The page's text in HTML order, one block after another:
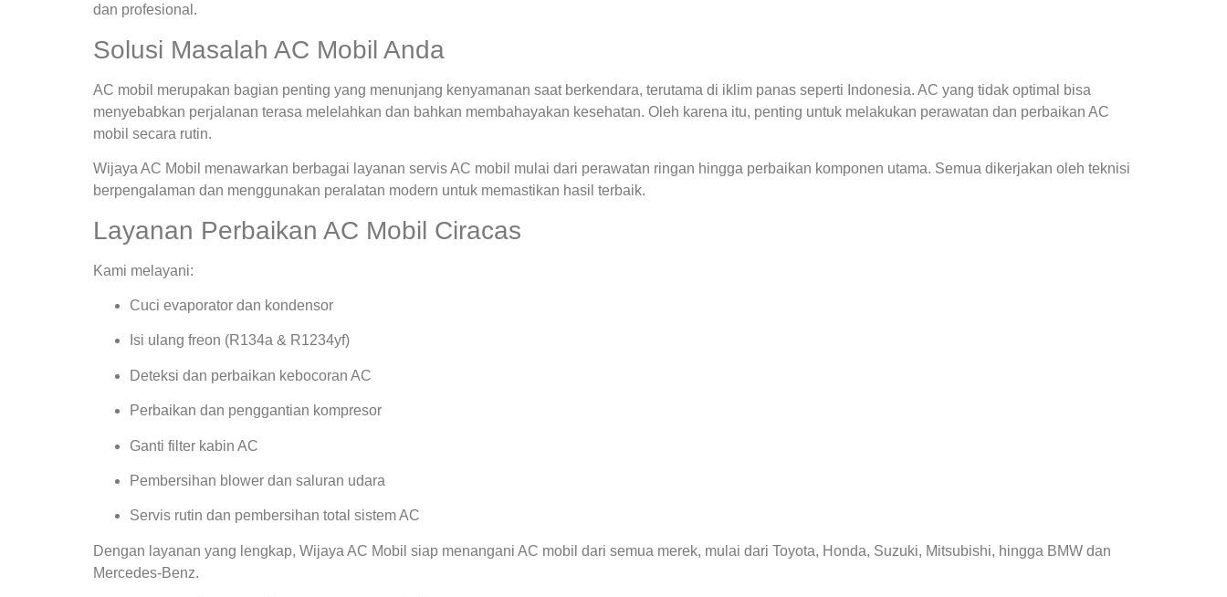
dan profesional.
Solusi Masalah AC Mobil Anda
AC mobil merupakan bagian penting yang menunjang kenyamanan saat berkendara, terutama di iklim panas seperti Indonesia. AC yang tidak optimal bisa
menyebabkan perjalanan terasa melelahkan dan bahkan membahayakan kesehatan. Oleh karena itu, penting untuk melakukan perawatan dan perbaikan AC
mobil secara rutin.
Wijaya AC Mobil menawarkan berbagai layanan servis AC mobil mulai dari perawatan ringan hingga perbaikan komponen utama. Semua dikerjakan oleh teknisi
berpengalaman dan menggunakan peralatan modern untuk memastikan hasil terbaik.
Layanan Perbaikan AC Mobil Ciracas
Kami melayani:
Cuci evaporator dan kondensor
Isi ulang freon (R134a & R1234yf)
Deteksi dan perbaikan kebocoran AC
Perbaikan dan penggantian kompresor
Ganti filter kabin AC
Pembersihan blower dan saluran udara
Servis rutin dan pembersihan total sistem AC
Dengan layanan yang lengkap, Wijaya AC Mobil siap menangani AC mobil dari semua merek, mulai dari Toyota, Honda, Suzuki, Mitsubishi, hingga BMW dan
Mercedes-Benz.